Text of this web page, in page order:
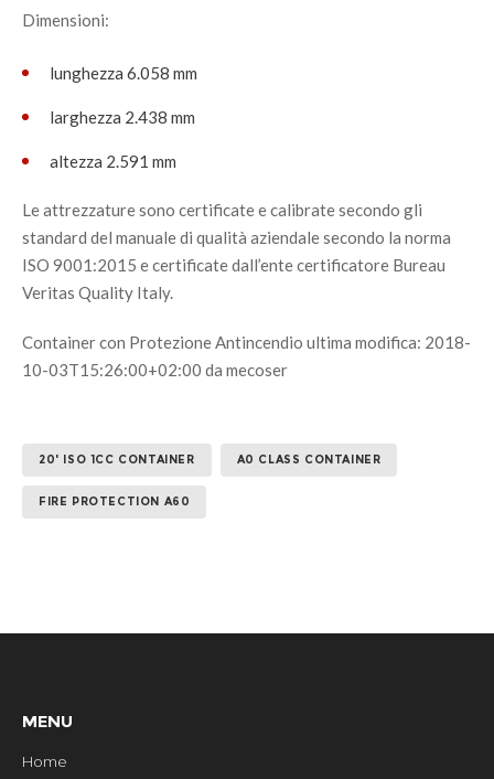
Dimensioni:
lunghezza 6.058 mm
larghezza 2.438 mm
altezza 2.591 mm
Le attrezzature sono certificate e calibrate secondo gli
standard del manuale di qualità aziendale secondo la norma
ISO 9001:2015 e certificate dall’ente certificatore Bureau
Veritas Quality Italy.
Container con Protezione Antincendio ultima modifica: 2018-
10-03T15:26:00+02:00 da mecoser
20' ISO 1CC CONTAINER A0 CLASS CONTAINER
FIRE PROTECTION A60
MENU
Home